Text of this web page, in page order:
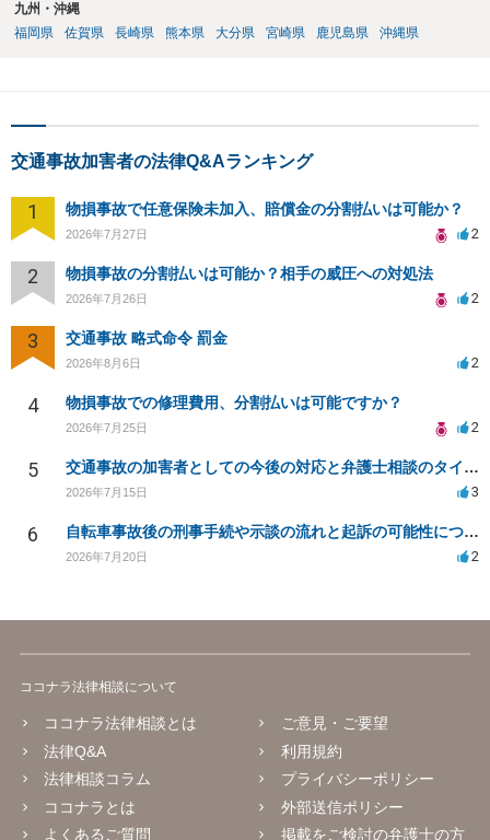
九州・沖縄
福岡県
佐賀県 長崎県 熊本県 大分県 宮崎県 鹿児島県 沖縄県
交通事故加害者の法律Q&Aランキング
1 物損事故で任意保険未加入、賠償金の分割払いは可能か？
2026年7月27日 2
2 物損事故の分割払いは可能か？相手の威圧への対処法
2026年7月26日 2
3 交通事故 略式命令 罰金
2026年8月6日 2
4 物損事故での修理費用、分割払いは可能ですか？
2026年7月25日 2
5 交通事故の加害者としての今後の対応と弁護士相談のタイミングは？
2026年7月15日 3
6 自転車事故後の刑事手続や示談の流れと起訴の可能性について
2026年7月20日 2
ココナラ法律相談について
ココナラ法律相談とは
法律Q&A
法律相談コラム
ココナラとは
よくあるご質問
ご意見・ご要望
利用規約
プライバシーポリシー
外部送信ポリシー
掲載をご検討の弁護士の方